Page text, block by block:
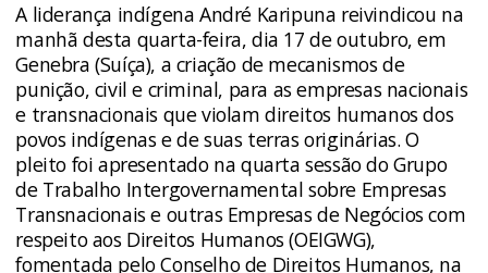
A liderança indígena André Karipuna reivindicou na
manhã desta quarta-feira, dia 17 de outubro, em
Genebra (Suíça), a criação de mecanismos de
punição, civil e criminal, para as empresas nacionais
e transnacionais que violam direitos humanos dos
povos indígenas e de suas terras originárias. O
pleito foi apresentado na quarta sessão do Grupo
de Trabalho Intergovernamental sobre Empresas
Transnacionais e outras Empresas de Negócios com
respeito aos Direitos Humanos (OEIGWG),
fomentada pelo Conselho de Direitos Humanos, na